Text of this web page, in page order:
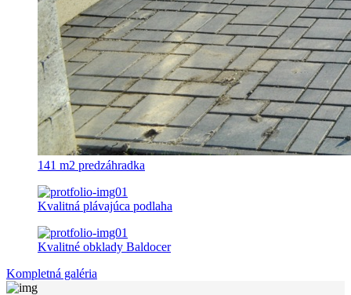
141 m2 predzáhradka
Kvalitná plávajúca podlaha
Kvalitné obklady Baldocer
Kompletná galéria